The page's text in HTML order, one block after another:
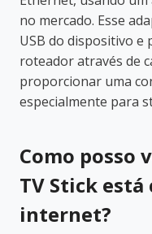
no mercado. Esse
USB do dispositivo e
roteador através de
proporcionar uma
especialmente para
Como posso
TV Stick está
internet?